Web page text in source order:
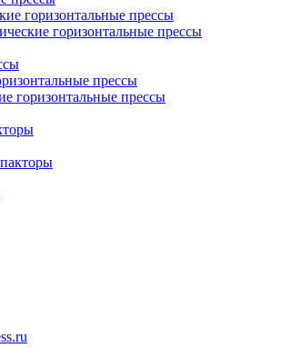
горизонтальные прессы
горизонтальные прессы
прессы
горизонтальные прессы